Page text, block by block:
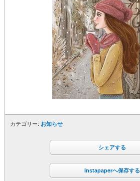
カテゴリー: お知らせ
シェアする
Instapaperへ保存する